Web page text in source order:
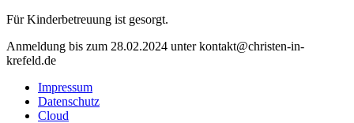
Für Kinderbetreuung ist gesorgt.
Anmeldung bis zum 28.02.2024 unter kontakt@christen-in-
krefeld.de
Impressum
Datenschutz
Cloud